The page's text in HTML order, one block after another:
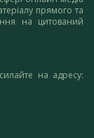
прямого та
на цитований
на адресу: